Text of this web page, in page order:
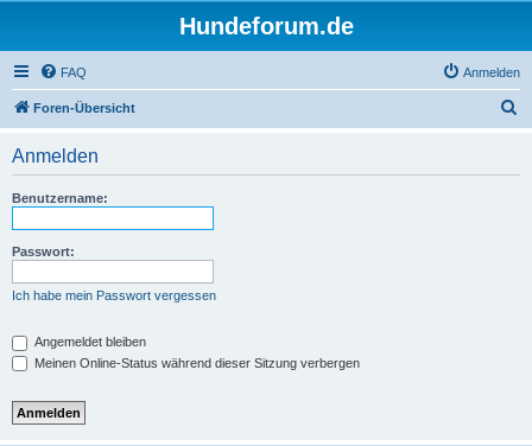
Hundeforum.de
FAQ Anmelden
Foren-Übersicht
Anmelden
Benutzername:
Passwort:
Ich habe mein Passwort vergessen
Angemeldet bleiben
Meinen Online-Status während dieser Sitzung verbergen